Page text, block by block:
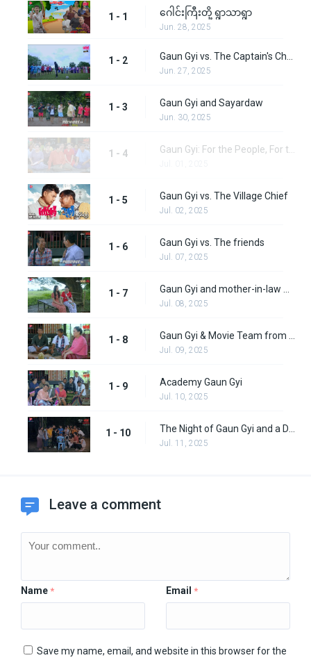
1 - 1 ဂေါင်းကြီးတို့ ရွာသာရွာ
Jun. 28, 2025
1 - 2
Jun. 27, 2025
1 - 3 Gaun Gyi and Sayardaw
Jun. 30, 2025
1 - 4
1 - 5 Gaun Gyi vs. The Village Chief
Jul. 02, 2025
1 - 6 Gaun Gyi vs. The friends
Jul. 07, 2025
1 - 7
Jul. 08, 2025
1 - 8
Jul. 09, 2025
1 - 9 Academy Gaun Gyi
Jul. 10, 2025
1 - 10
Jul. 11, 2025
Leave a comment
Name * Email *
Save my name, email, and website in this browser for the